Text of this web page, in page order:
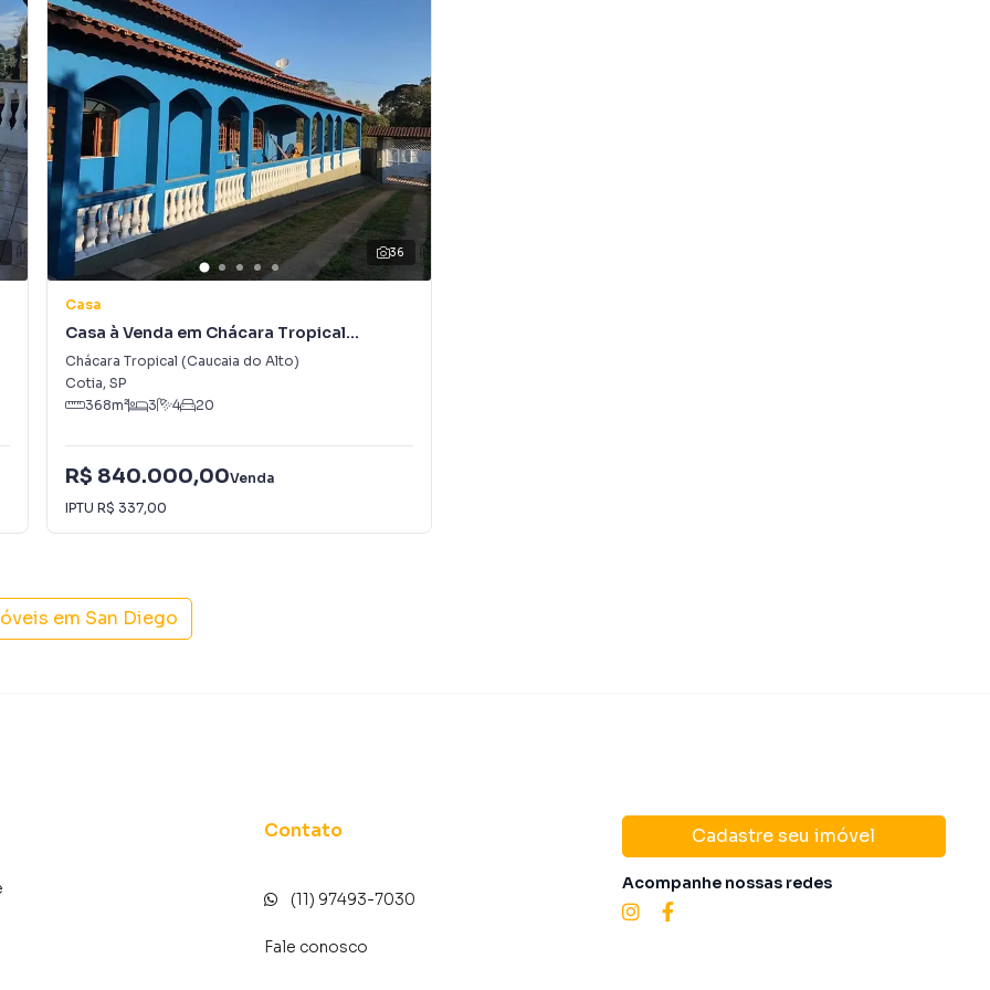
Diego, em Vargem Grande Paulista. Não encontrou
Casa em Vargem Grande Paulista? Entre em
7030.
casas residenciais e comerciais, sobrados,
36
Casa
Casa à Venda em Chácara Tropical
(Caucaia do Alto)
Chácara Tropical (Caucaia do Alto)
Cotia, SP
368m² 3 4 20
R$ 840.000,00Venda
IPTU R$ 337,00
em San Diego
Contato
(11) 97493-7030
Fale conosco
Cadastre seu imóvel
Acompanhe nossas redes